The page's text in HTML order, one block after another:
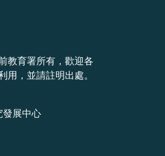
教育署所有，歡迎各
用，並請註明出處。
發展中心